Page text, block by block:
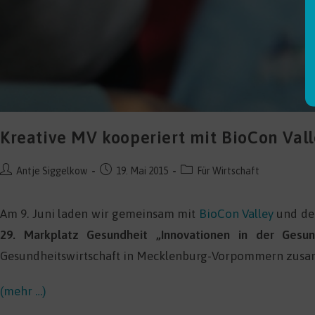
Kreative MV kooperiert mit BioCon
Beitrags-
Antje Siggelkow
Beitrag19. Mai 2015
Beitrags-
Für Wirtschaft
Am 9. Juni laden wir gemeinsam mit BioCon Valley und
29. Markplatz Gesundheit „Innovationen in der
Gesundheitswirtschaft in Mecklenburg-Vorpommern
(mehr …)